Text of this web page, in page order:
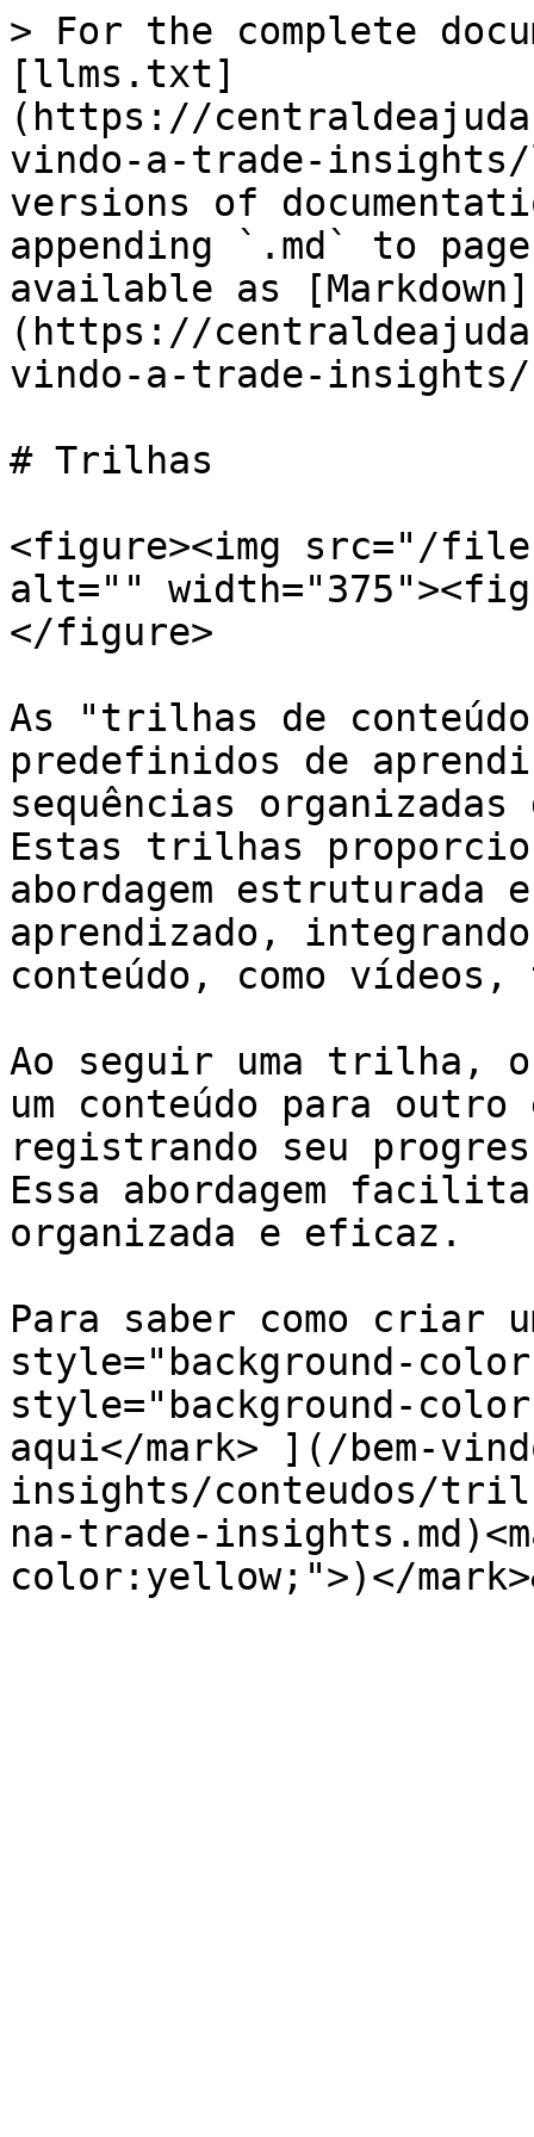
> For the complete
[llms.txt]
(https://
vindo-a-trade-
versions of
appending `.md` to
available as [Markdown]
(https://
vindo-a-trade-
# Trilhas
<figure><img src="/
alt=""
</figure>
As "trilhas de
predefinidos de
sequências
Estas trilhas
abordagem estruturada
aprendizado,
conteúdo, como
Ao seguir uma trilha,
um conteúdo para
registrando seu
Essa abordagem facilita
organizada e eficaz.
Para saber como criar
style="background-
style="background-
aqui</mark> ](/bem-
insights/conteudos/
na-trade-